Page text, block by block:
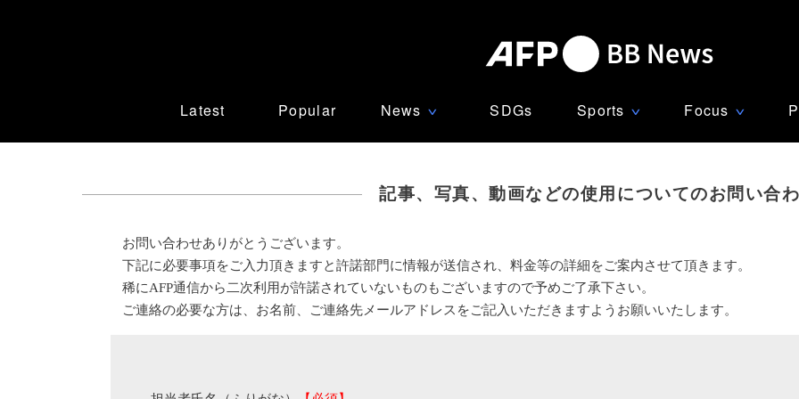
Latest Popular News ∨ SDGs Sports ∨ Focus ∨
記事、写真、動画などの使用についてのお問い合
お問い合わせありがとうございます。
下記に必要事項をご入力頂きますと許諾部門に情報が送信され、料金等の詳細をご案内させて頂きます。
稀にAFP通信から二次利用が許諾されていないものもございますので予めご了承下さい。
ご連絡の必要な方は、お名前、ご連絡先メールアドレスをご記入いただきますようお願いいたします。